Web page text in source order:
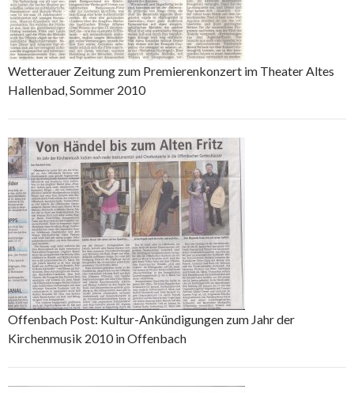
Wetterauer Zeitung zum Premierenkonzert im Theater Altes
Hallenbad, Sommer 2010
Offenbach Post: Kultur-Ankündigungen zum Jahr der
Kirchenmusik 2010 in Offenbach